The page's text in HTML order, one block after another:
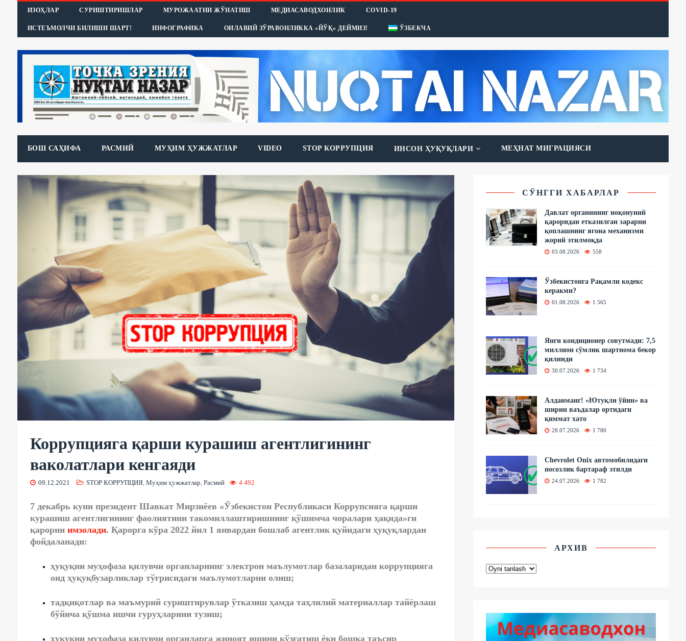
ИЗОҲЛАР СУРИШТИРИШЛАР МУРОЖААТНИ ЖЎНАТИШ МЕДИАСАВОДХОНЛИК COVID-19
ИСТЕЪМОЛЧИ БИЛИШИ ШАРТ! ИНФОГРАФИКА ОИЛАВИЙ ЗЎРАВОНЛИККА «ЙЎҚ» ДЕЙМИЗ! ЎЗБЕКЧА
БОШ САҲИФА РАСМИЙ МУҲИМ ҲУЖЖАТЛАР VIDEO STOP КОРРУПЦИЯ ИНСОН ҲУҚУҚЛАРИ МЕҲНАТ МИГРАЦИЯСИ
Коррупцияга қарши курашиш агентлигининг
ваколатлари кенгаяди
09.12.2021 STOP КОРРУПЦИЯ, Муҳим ҳужжатлар, Расмий 4 492
7 декабрь куни президент Шавкат Мирзиёев «Ўзбекистон Республикаси Коррупсияга қарши
курашиш агентлигининг фаолиятини такомиллаштиришнинг қўшимча чоралари ҳақида»ги
қарорни имзолади. Қарорга кўра 2022 йил 1 январдан бошлаб агентлик қуйидаги ҳуқуқлардан
фойдаланади:
ҳуқуқни муҳофаза қилувчи органларнинг электрон маълумотлар базаларидан коррупцияга
оид ҳуқуқбузарликлар тўғрисидаги маълумотларни олиш;
тадқиқотлар ва маъмурий суриштирувлар ўтказиш ҳамда таҳлилий материаллар тайёрлаш
бўйича қўшма ишчи гуруҳларини тузиш;
ҳуқуқни муҳофаза қилувчи органларга жиноят ишини қўзғатиш ёки бошқа таъсир
СЎНГГИ ХАБАРЛАР
Давлат органининг ноқонуний
қароридан етказилган зарарни
қоплашнинг ягона механизми
жорий этилмоқда
03.08.2026 558
Ўзбекистонга Рақамли кодекс
керакми?
01.08.2026 1 565
Янги кондиционер совутмади: 7,5
миллион сўмлик шартнома бекор
қилинди
30.07.2026 1 734
Алданманг! «Ютуқли ўйин» ва
ширин ваъдалар ортидаги
қиммат хато
28.07.2026 1 780
Chevrolet Onix автомобилидаги
носозлик бартараф этилди
24.07.2026 1 782
АРХИВ